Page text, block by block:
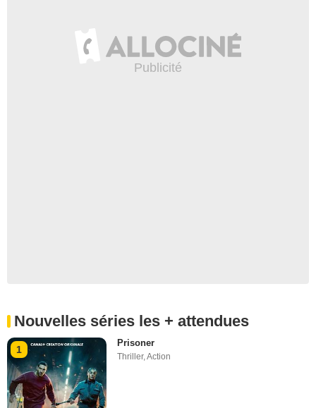
Nouvelles séries les + attendues
1
Prisoner
Thriller,Action